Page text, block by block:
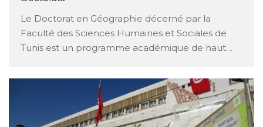
Le Doctorat en Géographie décerné par la
Faculté des Sciences Humaines et Sociales de
Tunis est un programme académique de haut
experts dans le domaine de la géographie
humaine, physique et spatiale. Ce programme de
doctorat offre une opportunité exceptionnelle
aux étudiants …